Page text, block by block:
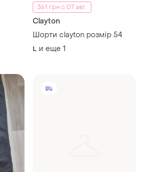
361 грн с 07 авг.
Clayton
Шорти clayton розмір 54
L и еще 1